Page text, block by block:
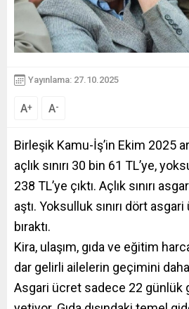
Yayınlama: 27.10.2025
A+ A-
Birleşik Kamu-İş’in Ekim 2025
açlık sınırı 30 bin 61 TL’ye,
238 TL’ye çıktı. Açlık sınırı
aştı. Yoksulluk sınırı dört
bıraktı.
Kira, ulaşım, gıda ve eğitim
dar gelirli ailelerin geçimini daha
Asgari ücret sadece 22 günlük